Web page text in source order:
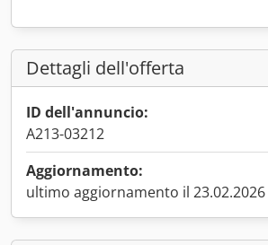
Dettagli dell'offerta
ID dell'annuncio:
A213-03212
Aggiornamento:
ultimo aggiornamento il 23.02.2026